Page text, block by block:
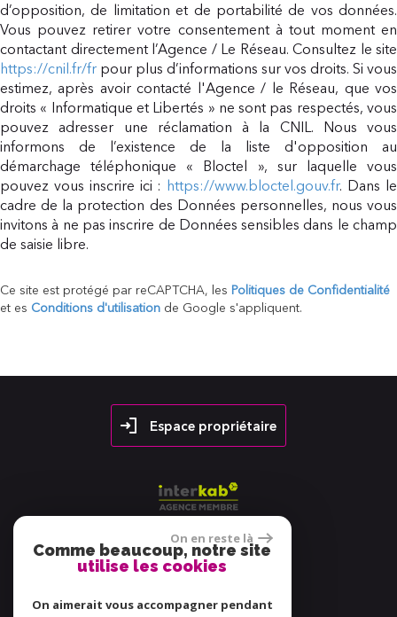
d’opposition, de limitation et de portabilité de vos données.
Vous pouvez retirer votre consentement à tout moment en
contactant directement l’Agence / Le Réseau. Consultez le site
https://cnil.fr/fr pour plus d’informations sur vos droits. Si vous
estimez, après avoir contacté l'Agence / le Réseau, que vos
droits « Informatique et Libertés » ne sont pas respectés, vous
pouvez adresser une réclamation à la CNIL. Nous vous
informons de l’existence de la liste d'opposition au
démarchage téléphonique « Bloctel », sur laquelle vous
pouvez vous inscrire ici :
https://www.bloctel.gouv.fr. Dans le
cadre de la protection des Données personnelles, nous vous
invitons à ne pas inscrire de Données sensibles dans le champ
de saisie libre.
Ce site est protégé par reCAPTCHA, les Politiques de Confidentialité
et es Conditions d'utilisation de Google s'appliquent.
Espace propriétaire
38 avis
On en reste là
Comme beaucoup, notre site
utilise les cookies
On aimerait vous accompagner pendant